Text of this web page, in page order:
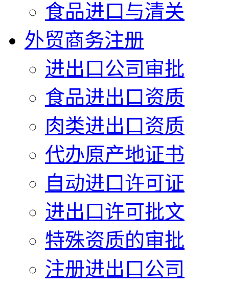
食品进口与清关
外贸商务注册
进出口公司审批
食品进出口资质
肉类进出口资质
代办原产地证书
自动进口许可证
进出口许可批文
特殊资质的审批
注册进出口公司